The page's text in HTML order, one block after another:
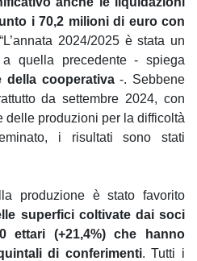
i 70,2 milioni di euro con
2024/2025 è stata un
quella precedente - spiega
della cooperativa-. Sebbene
da settembre 2024, con
delle produzioni per la difficoltà
i risultati sono stati
produzione è stato favorito
superfici coltivate dai soci
ettari (+21,4%) che hanno
di conferimenti. Tutti i